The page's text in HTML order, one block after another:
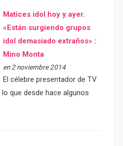
Matices idol hoy y ayer.
«Están surgiendo grupos
idol demasiado extraños» :
Mino Monta
en 2 noviembre 2014
El célebre presentador de TV
que desde hace algunos